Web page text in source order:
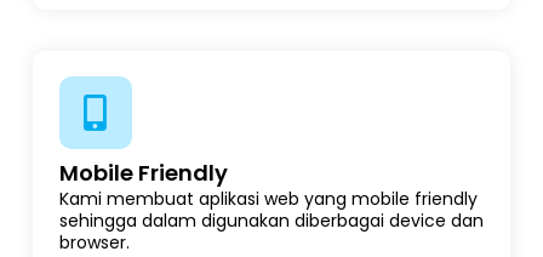
Mobile Friendly
Kami membuat aplikasi web yang mobile friendly
sehingga dalam digunakan diberbagai device dan
browser.